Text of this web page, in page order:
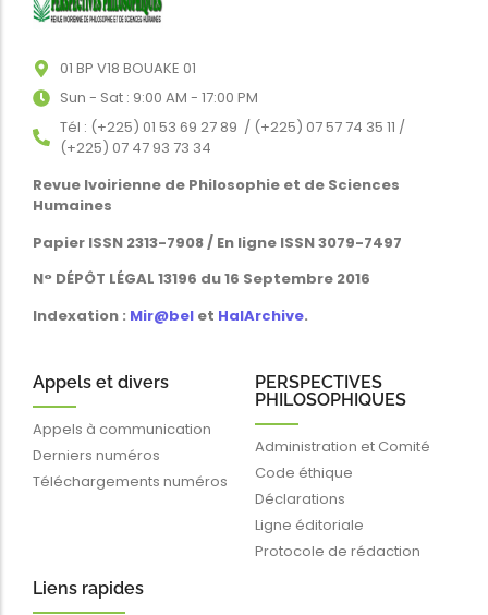
01 BP V18 BOUAKE 01
Sun - Sat : 9:00 AM - 17:00 PM
Tél : (+225) 01 53 69 27 89 / (+225) 07 57 74 35 11 /
(+225) 07 47 93 73 34
Revue Ivoirienne de Philosophie et de Sciences
Humaines
Papier ISSN 2313-7908 / En ligne ISSN 3079-7497
N° DÉPÔT LÉGAL 13196 du 16 Septembre 2016
Indexation : Mir@bel et HalArchive.
Appels et divers
Appels à communication
Derniers numéros
Téléchargements numéros
PERSPECTIVES
PHILOSOPHIQUES
Administration et Comité
Code éthique
Déclarations
Ligne éditoriale
Protocole de rédaction
Liens rapides